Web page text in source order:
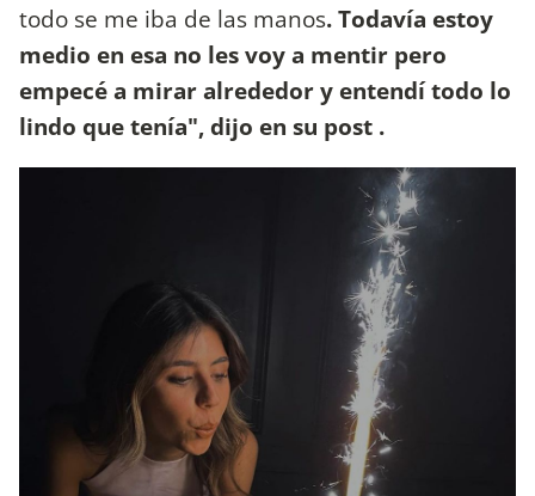
todo se me iba de las manos. Todavía estoy
medio en esa no les voy a mentir pero
empecé a mirar alrededor y entendí todo lo
lindo que tenía", dijo en su post .